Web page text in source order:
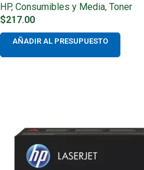
HP, Consumibles y Media, Toner
$217.00
AÑADIR AL PRESUPUESTO